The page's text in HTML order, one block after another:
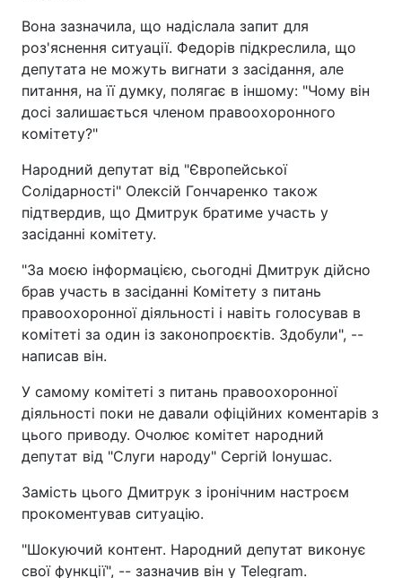
Вона зазначила, що надіслала запит для
роз'яснення ситуації. Федорів підкреслила, що
депутата не можуть вигнати з засідання, але
питання, на її думку, полягає в іншому: "Чому він
досі залишається членом правоохоронного
комітету?"
Народний депутат від "Європейської
Солідарності" Олексій Гончаренко також
підтвердив, що Дмитрук братиме участь у
засіданні комітету.
"За моєю інформацією, сьогодні Дмитрук дійсно
брав участь в засіданні Комітету з питань
правоохоронної діяльності і навіть голосував в
комітеті за один із законопроєктів. Здобули", --
написав він.
У самому комітеті з питань правоохоронної
діяльності поки не давали офіційних коментарів з
цього приводу. Очолює комітет народний
депутат від "Слуги народу" Сергій Іонушас.
Замість цього Дмитрук з іронічним настроєм
прокоментував ситуацію.
"Шокуючий контент. Народний депутат виконує
свої функції", -- зазначив він у Telegram.